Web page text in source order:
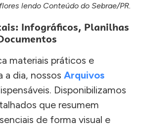
lendo Conteúdo do Sebrae/PR.
Infográficos, Planilhas
materiais práticos e
a dia, nossos Arquivos
Disponibilizamos
que resumem
de forma visual e